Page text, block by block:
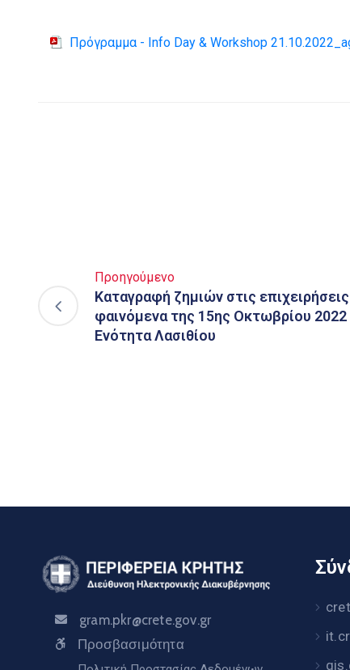
Πρόγραμμα - Info Day & Workshop
Προηγούμενο
Καταγραφή ζημιών στις
φαινόμενα της 15ης Οκτωβρίου
Ενότητα Λασιθίου
gram.pkr@crete.gov.gr
Προσβασιμότητα